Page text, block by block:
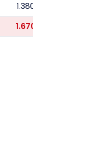
1.380
1.670